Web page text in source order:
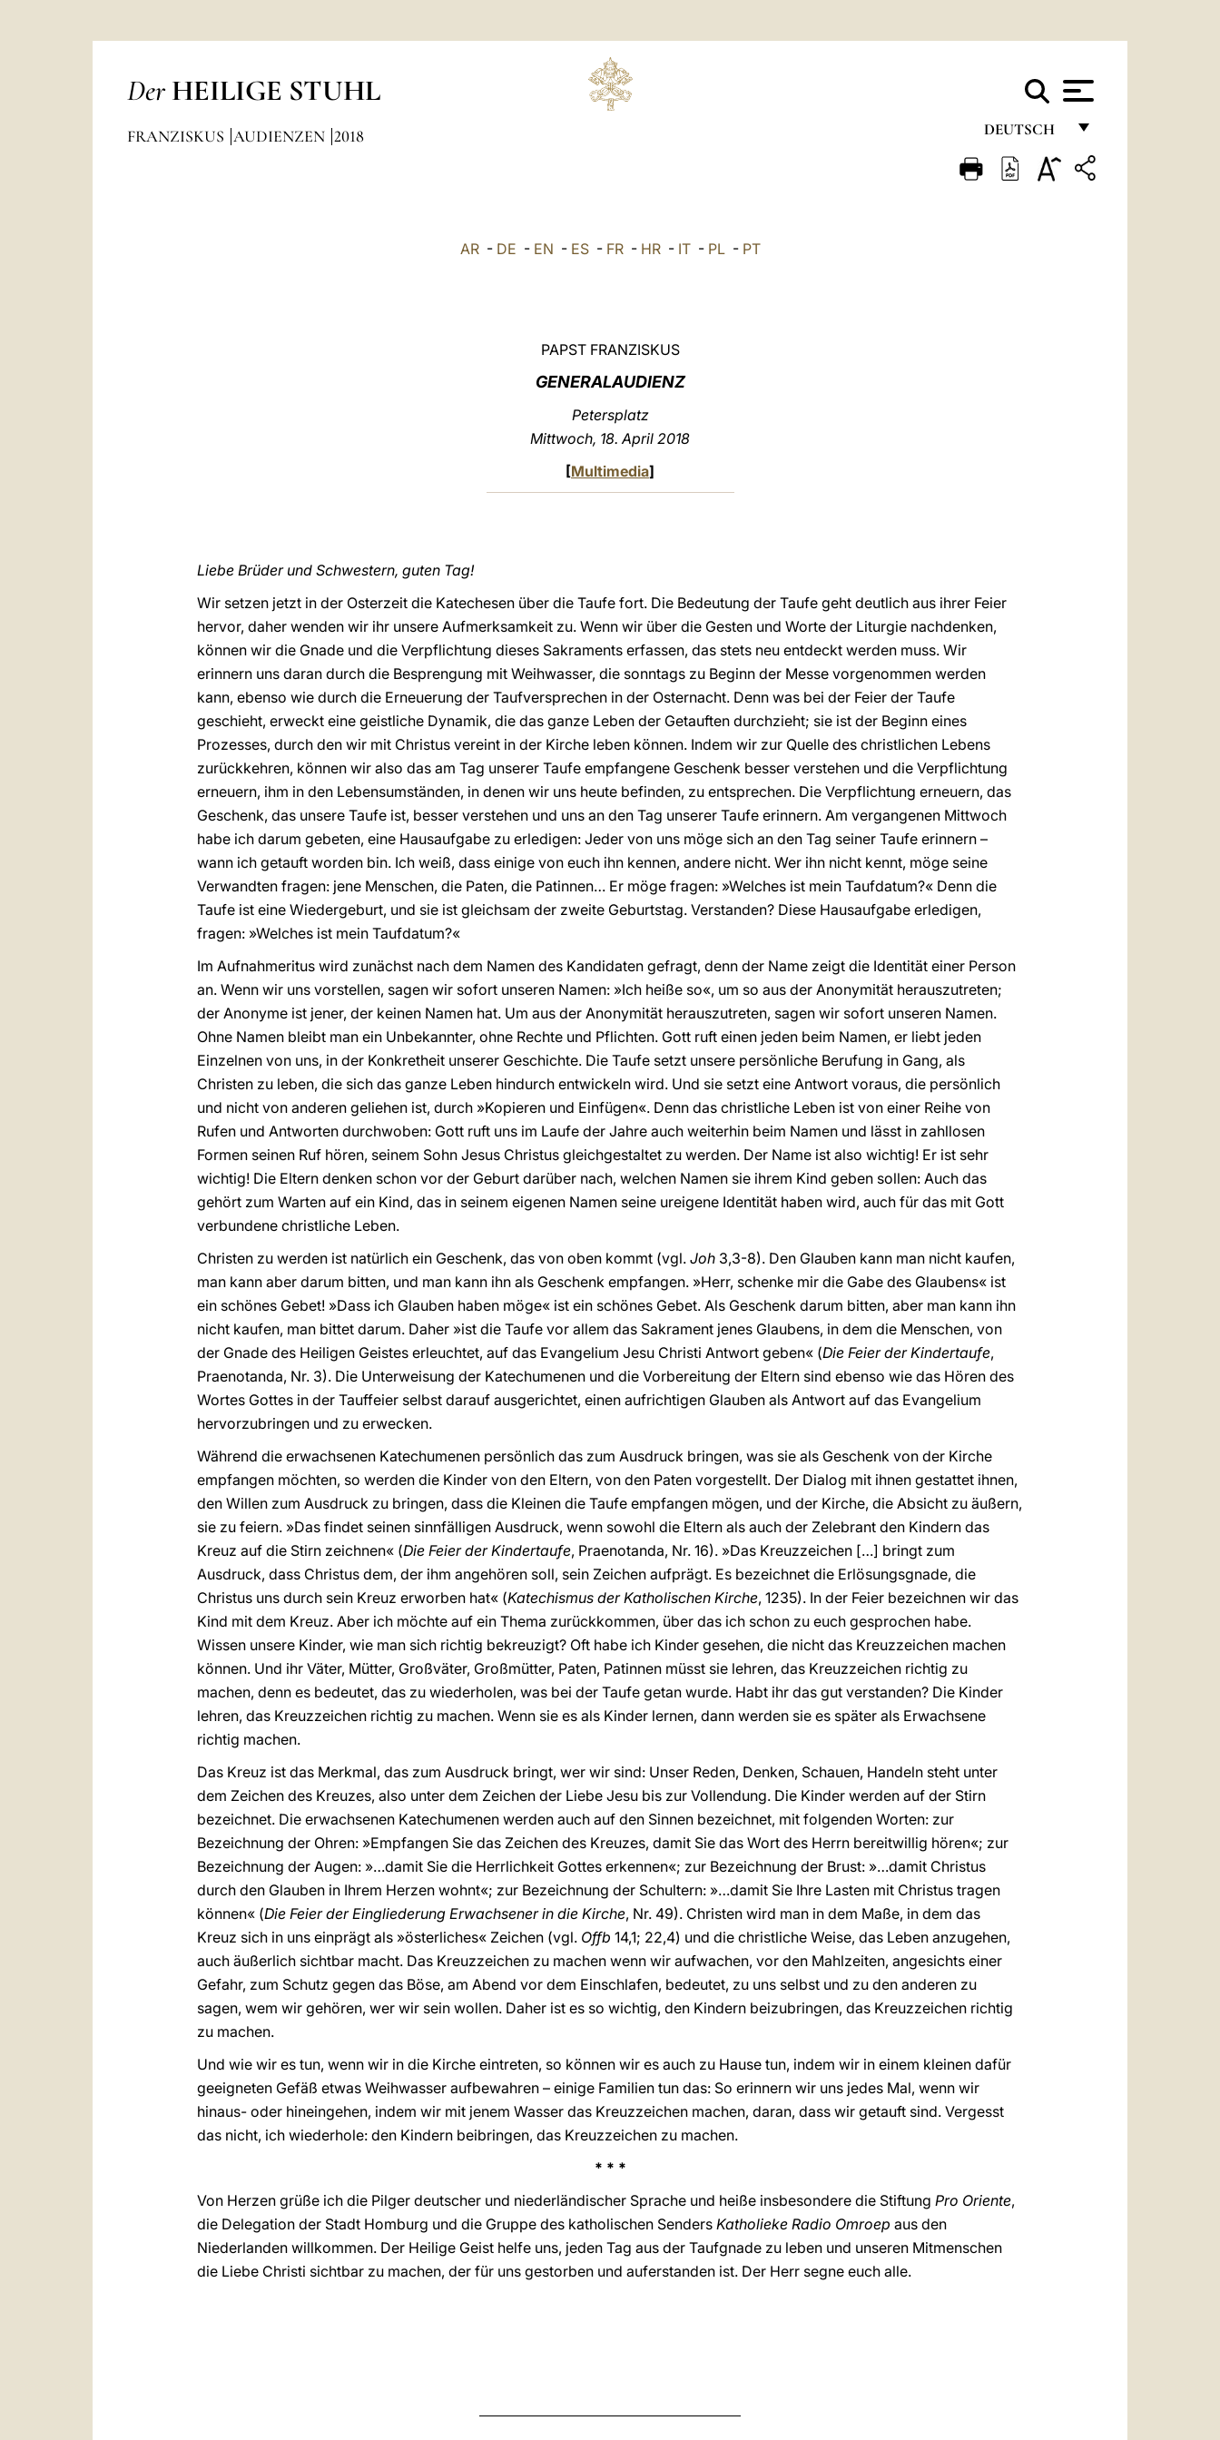
Der HEILIGE STUHL
DEUTSCH
FRANÇAIS
FRANZISKUS AUDIENZEN 2018
AR- DE - EN - ES- FR- HR- IT- PL- PT
PAPST FRANZISKUS
GENERALAUDIENZ
Petersplatz
Mittwoch, 18. April 2018
[Multimedia]
Liebe Brüder und Schwestern, guten Tag!
Wir setzen jetzt in der Osterzeit die Katechesen über die Taufe fort. Die Bedeutung der Taufe geht deutlich aus ihrer Feier
hervor, daher wenden wir ihr unsere Aufmerksamkeit zu. Wenn wir über die Gesten und Worte der Liturgie nachdenken,
können wir die Gnade und die Verpflichtung dieses Sakraments erfassen, das stets neu entdeckt werden muss. Wir
erinnern uns daran durch die Besprengung mit Weihwasser, die sonntags zu Beginn der Messe vorgenommen werden
kann, ebenso wie durch die Erneuerung der Taufversprechen in der Osternacht. Denn was bei der Feier der Taufe
geschieht, erweckt eine geistliche Dynamik, die das ganze Leben der Getauften durchzieht; sie ist der Beginn eines
Prozesses, durch den wir mit Christus vereint in der Kirche leben können. Indem wir zur Quelle des christlichen Lebens
zurückkehren, können wir also das am Tag unserer Taufe empfangene Geschenk besser verstehen und die Verpflichtung
erneuern, ihm in den Lebensumständen, in denen wir uns heute befinden, zu entsprechen. Die Verpflichtung erneuern, das
Geschenk, das unsere Taufe ist, besser verstehen und uns an den Tag unserer Taufe erinnern. Am vergangenen Mittwoch
habe ich darum gebeten, eine Hausaufgabe zu erledigen: Jeder von uns möge sich an den Tag seiner Taufe erinnern –
wann ich getauft worden bin. Ich weiß, dass einige von euch ihn kennen, andere nicht. Wer ihn nicht kennt, möge seine
Verwandten fragen: jene Menschen, die Paten, die Patinnen… Er möge fragen: »Welches ist mein Taufdatum?« Denn die
Taufe ist eine Wiedergeburt, und sie ist gleichsam der zweite Geburtstag. Verstanden? Diese Hausaufgabe erledigen,
fragen: »Welches ist mein Taufdatum?«
Im Aufnahmeritus wird zunächst nach dem Namen des Kandidaten gefragt, denn der Name zeigt die Identität einer Person
an. Wenn wir uns vorstellen, sagen wir sofort unseren Namen: »Ich heiße so«, um so aus der Anonymität herauszutreten;
der Anonyme ist jener, der keinen Namen hat. Um aus der Anonymität herauszutreten, sagen wir sofort unseren Namen.
Ohne Namen bleibt man ein Unbekannter, ohne Rechte und Pflichten. Gott ruft einen jeden beim Namen, er liebt jeden
Einzelnen von uns, in der Konkretheit unserer Geschichte. Die Taufe setzt unsere persönliche Berufung in Gang, als
Christen zu leben, die sich das ganze Leben hindurch entwickeln wird. Und sie setzt eine Antwort voraus, die persönlich
und nicht von anderen geliehen ist, durch »Kopieren und Einfügen«. Denn das christliche Leben ist von einer Reihe von
Rufen und Antworten durchwoben: Gott ruft uns im Laufe der Jahre auch weiterhin beim Namen und lässt in zahllosen
Formen seinen Ruf hören, seinem Sohn Jesus Christus gleichgestaltet zu werden. Der Name ist also wichtig! Er ist sehr
wichtig! Die Eltern denken schon vor der Geburt darüber nach, welchen Namen sie ihrem Kind geben sollen: Auch das
gehört zum Warten auf ein Kind, das in seinem eigenen Namen seine ureigene Identität haben wird, auch für das mit Gott
verbundene christliche Leben.
Christen zu werden ist natürlich ein Geschenk, das von oben kommt (vgl. Joh 3,3-8). Den Glauben kann man nicht kaufen,
man kann aber darum bitten, und man kann ihn als Geschenk empfangen. »Herr, schenke mir die Gabe des Glaubens« ist
ein schönes Gebet! »Dass ich Glauben haben möge« ist ein schönes Gebet. Als Geschenk darum bitten, aber man kann ihn
nicht kaufen, man bittet darum. Daher »ist die Taufe vor allem das Sakrament jenes Glaubens, in dem die Menschen, von
der Gnade des Heiligen Geistes erleuchtet, auf das Evangelium Jesu Christi Antwort geben« (Die Feier der Kindertaufe,
Praenotanda, Nr. 3). Die Unterweisung der Katechumenen und die Vorbereitung der Eltern sind ebenso wie das Hören des
Wortes Gottes in der Tauffeier selbst darauf ausgerichtet, einen aufrichtigen Glauben als Antwort auf das Evangelium
hervorzubringen und zu erwecken.
Während die erwachsenen Katechumenen persönlich das zum Ausdruck bringen, was sie als Geschenk von der Kirche
empfangen möchten, so werden die Kinder von den Eltern, von den Paten vorgestellt. Der Dialog mit ihnen gestattet ihnen,
den Willen zum Ausdruck zu bringen, dass die Kleinen die Taufe empfangen mögen, und der Kirche, die Absicht zu äußern,
sie zu feiern. »Das findet seinen sinnfälligen Ausdruck, wenn sowohl die Eltern als auch der Zelebrant den Kindern das
Kreuz auf die Stirn zeichnen« (Die Feier der Kindertaufe, Praenotanda, Nr. 16). »Das Kreuzzeichen […] bringt zum
Ausdruck, dass Christus dem, der ihm angehören soll, sein Zeichen aufprägt. Es bezeichnet die Erlösungsgnade, die
Christus uns durch sein Kreuz erworben hat« (Katechismus der Katholischen Kirche, 1235). In der Feier bezeichnen wir das
Kind mit dem Kreuz. Aber ich möchte auf ein Thema zurückkommen, über das ich schon zu euch gesprochen habe.
Wissen unsere Kinder, wie man sich richtig bekreuzigt? Oft habe ich Kinder gesehen, die nicht das Kreuzzeichen machen
können. Und ihr Väter, Mütter, Großväter, Großmütter, Paten, Patinnen müsst sie lehren, das Kreuzzeichen richtig zu
machen, denn es bedeutet, das zu wiederholen, was bei der Taufe getan wurde. Habt ihr das gut verstanden? Die Kinder
lehren, das Kreuzzeichen richtig zu machen. Wenn sie es als Kinder lernen, dann werden sie es später als Erwachsene
richtig machen.
Das Kreuz ist das Merkmal, das zum Ausdruck bringt, wer wir sind: Unser Reden, Denken, Schauen, Handeln steht unter
dem Zeichen des Kreuzes, also unter dem Zeichen der Liebe Jesu bis zur Vollendung. Die Kinder werden auf der Stirn
bezeichnet. Die erwachsenen Katechumenen werden auch auf den Sinnen bezeichnet, mit folgenden Worten: zur
Bezeichnung der Ohren: »Empfangen Sie das Zeichen des Kreuzes, damit Sie das Wort des Herrn bereitwillig hören«; zur
Bezeichnung der Augen: »…damit Sie die Herrlichkeit Gottes erkennen«; zur Bezeichnung der Brust: »…damit Christus
durch den Glauben in Ihrem Herzen wohnt«; zur Bezeichnung der Schultern: »…damit Sie Ihre Lasten mit Christus tragen
können« (Die Feier der Eingliederung Erwachsener in die Kirche, Nr. 49). Christen wird man in dem Maße, in dem das
Kreuz sich in uns einprägt als »österliches« Zeichen (vgl. Offb 14,1; 22,4) und die christliche Weise, das Leben anzugehen,
auch äußerlich sichtbar macht. Das Kreuzzeichen zu machen wenn wir aufwachen, vor den Mahlzeiten, angesichts einer
Gefahr, zum Schutz gegen das Böse, am Abend vor dem Einschlafen, bedeutet, zu uns selbst und zu den anderen zu
sagen, wem wir gehören, wer wir sein wollen. Daher ist es so wichtig, den Kindern beizubringen, das Kreuzzeichen richtig
zu machen.
Und wie wir es tun, wenn wir in die Kirche eintreten, so können wir es auch zu Hause tun, indem wir in einem kleinen dafür
geeigneten Gefäß etwas Weihwasser aufbewahren – einige Familien tun das: So erinnern wir uns jedes Mal, wenn wir
hinaus- oder hineingehen, indem wir mit jenem Wasser das Kreuzzeichen machen, daran, dass wir getauft sind. Vergesst
das nicht, ich wiederhole: den Kindern beibringen, das Kreuzzeichen zu machen.
* * *
Von Herzen grüße ich die Pilger deutscher und niederländischer Sprache und heiße insbesondere die Stiftung Pro Oriente,
die Delegation der Stadt Homburg und die Gruppe des katholischen Senders Katholieke Radio Omroep aus den
Niederlanden willkommen. Der Heilige Geist helfe uns, jeden Tag aus der Taufgnade zu leben und unseren Mitmenschen
die Liebe Christi sichtbar zu machen, der für uns gestorben und auferstanden ist. Der Herr segne euch alle.